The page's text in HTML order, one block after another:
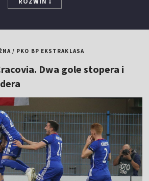
/ PKO BP EKSTRAKLASA
Dwa gole stopera i